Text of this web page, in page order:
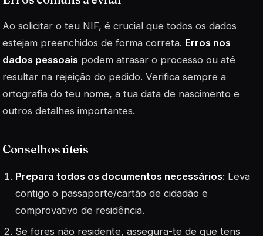
Ao solicitar o teu NIF, é crucial que todos os dados
estejam preenchidos de forma correta. Erros nos
dados pessoais podem atrasar o processo ou até
resultar na rejeição do pedido. Verifica sempre a
ortografia do teu nome, a tua data de nascimento e
outros detalhes importantes.
Conselhos úteis
Prepara todos os documentos necessários: Leva
contigo o passaporte/cartão de cidadão e
comprovativo de residência.
Se fores não residente, assegura-te de que tens